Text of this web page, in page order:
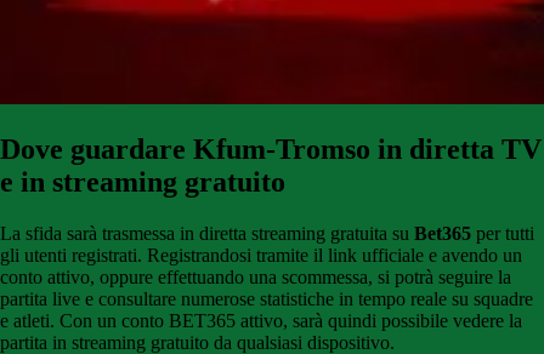
Dove guardare Kfum-Tromso in diretta TV
e in streaming gratuito
La sfida sarà trasmessa in diretta streaming gratuita su Bet365 per tutti
gli utenti registrati. Registrandosi tramite il link ufficiale e avendo un
conto attivo, oppure effettuando una scommessa, si potrà seguire la
partita live e consultare numerose statistiche in tempo reale su squadre
e atleti. Con un conto BET365 attivo, sarà quindi possibile vedere la
partita in streaming gratuito da qualsiasi dispositivo.